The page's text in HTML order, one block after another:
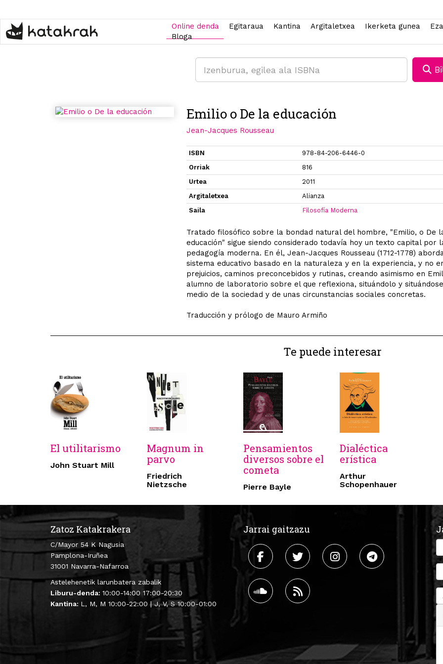
main
content
Online denda Egitaraua Kantina Argitaletxea Ikerketa gunea
Bloga
Emilio o De la educación
Jean-Jacques Rousseau
ISBN
978-84-206-6446-0
Orriak
816
Urtea
2011
Argitaletxea
Alianza
Saila
Filosofía Moderna
Tratado filosófico sobre la bondad natural del hombre, "Emilio, o De
educación" sigue siendo considerado todavía hoy un texto capital por
pedagogía moderna. En él, Jean-Jacques Rousseau (1712-1778)
sistema educativo basado en la naturaleza y en la experiencia, y no
prejuicios, caminos preconcebidos y rutinas, creando asimismo en
alumno de laboratorio sobre el que reflexiona, situándolo y
medio de la sociedad y de unas circunstancias sociales concretas.
Traducción y prólogo de Mauro Armiño
Te puede interesar
El utilitarismo
John Stuart Mill
Magnum in
parvo
Friedrich
Nietzsche
Pensamientos
diversos sobre el
cometa
Pierre Bayle
Dialéctica
erística
Arthur
Schopenhauer
Zatoz Katakrakera
C/Mayor 54 K Nagusia
Pamplona-Iruñea
31001 Navarra-Nafarroa
Astelehenetik larunbatera zabalik
Liburu-denda: 10:00-14:00 17:00-20:30
Kantina: L, M, M 10:00-22:00 | J, V, S 10:00-01:00
Jarrai gaitzazu